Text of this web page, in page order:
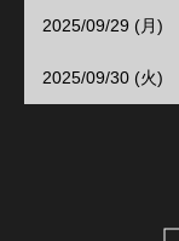
2025/09/29 (月)
2025/09/30 (火)